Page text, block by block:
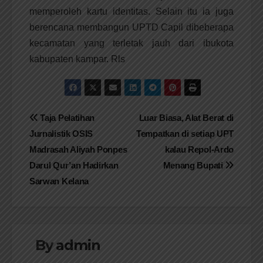
memperoleh kartu identitas. Selain itu ia juga
berencana membangun UPTD Capil dibeberapa
kecamatan yang terletak jauh dari ibukota
kabupaten kampar. Rls
Navigasi
pos
Luar Biasa, Alat Berat di
Tempatkan di setiap UPT
kalau Repol-Ardo
Menang Bupati
Taja Pelatihan
Jurnalistik OSIS
Madrasah Aliyah Ponpes
Darul Qur’an Hadirkan
Sarwan Kelana
Byadmin